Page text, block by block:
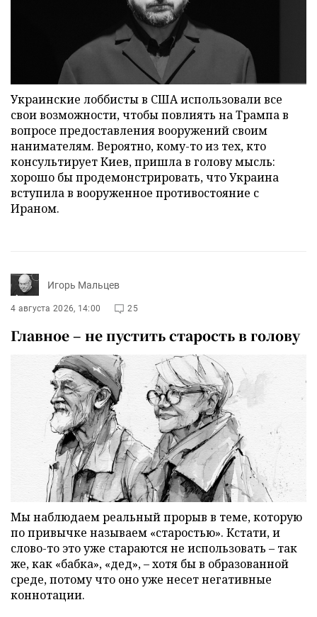
Украинские лоббисты в США использовали все
свои возможности, чтобы повлиять на Трампа в
вопросе предоставления вооружений своим
нанимателям. Вероятно, кому-то из тех, кто
консультирует Киев, пришла в голову мысль:
хорошо бы продемонстрировать, что Украина
вступила в вооруженное противостояние с
Ираном.
Игорь Мальцев
4 августа 2026, 14:00 25
Главное – не пустить старость в голову
Мы наблюдаем реальный прорыв в теме, которую
по привычке называем «старостью». Кстати, и
слово-то это уже стараются не использовать – так
же, как «бабка», «дед», – хотя бы в образованной
среде, потому что оно уже несет негативные
коннотации.